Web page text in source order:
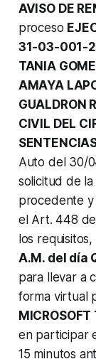
AVISO DE
proceso
31-03-001-
TANIA
AMAYA
GUALDRON
CIVIL DEL
Auto del 30/
solicitud de
procedente
el Art. 448
los
A.M. del día
para llevar a
forma virtual
MICROSOFT
en participar
15 minutos